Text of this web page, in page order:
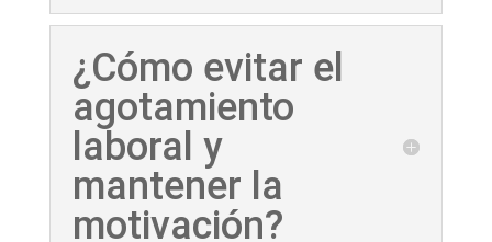
¿Cómo evitar el
agotamiento
laboral y
mantener la
motivación?